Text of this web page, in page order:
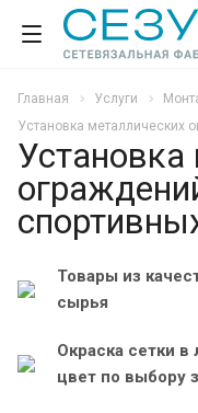
Главная Услуги
Установка металлических
Установка
Товары из
сырья
Окраска сетки в
цвет по выбору